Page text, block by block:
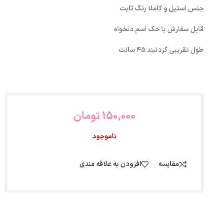
جنس استیل و کاملا رنگ ثابت
قابل سفارش با حک اسم دلخواه
طول تقریبی گردنبند ۴۵ سانت
150,000تومان
ناموجود
مقایسه افزودن به علاقه مندی